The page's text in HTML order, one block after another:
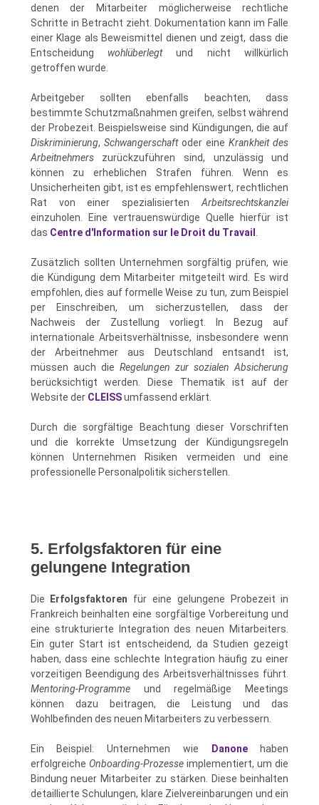
denen der Mitarbeiter möglicherweise rechtliche
Schritte in Betracht zieht. Dokumentation kann im Falle
einer Klage als Beweismittel dienen und zeigt, dass die
Entscheidung wohlüberlegtund nicht willkürlich
getroffen wurde.
Arbeitgeber sollten ebenfalls beachten, dass
bestimmte Schutzmaßnahmen greifen, selbst während
der Probezeit. Beispielsweise sind Kündigungen, die auf
Diskriminierung, Schwangerschaftoder eineKrankheit des
Arbeitnehmerszurückzuführen sind, unzulässig und
können zu erheblichen Strafen führen. Wenn es
Unsicherheiten gibt, ist es empfehlenswert, rechtlichen
Rat von einer spezialisiertenArbeitsrechtskanzlei
einzuholen. Eine vertrauenswürdige Quelle hierfür ist
das Centre d'Information sur le Droit du Travail .
Zusätzlich sollten Unternehmen sorgfältig prüfen, wie
die Kündigung dem Mitarbeiter mitgeteilt wird. Es wird
empfohlen, dies auf formelle Weise zu tun, zum Beispiel
per Einschreiben, um sicherzustellen, dass der
Nachweis der Zustellung vorliegt. In Bezug auf
internationale Arbeitsverhältnisse, insbesondere wenn
der Arbeitnehmer aus Deutschland entsandt ist,
müssen auch die Regelungen zur sozialen Absicherung
berücksichtigt werden. Diese Thematik ist auf der
Website der CLEISSumfassend erklärt.
Durch die sorgfältige Beachtung dieser Vorschriften
und die korrekte Umsetzung der Kündigungsregeln
können Unternehmen Risiken vermeiden und eine
professionelle Personalpolitik sicherstellen.
5. Erfolgsfaktoren für eine
gelungene Integration
Die Erfolgsfaktoren für eine gelungene Probezeit in
Frankreich beinhalten eine sorgfältige Vorbereitung und
eine strukturierte Integration des neuen Mitarbeiters.
Ein guter Start ist entscheidend, da Studien gezeigt
haben, dass eine schlechte Integration häufig zu einer
vorzeitigen Beendigung des Arbeitsverhältnisses führt.
Mentoring-Programmeund regelmäßige Meetings
können dazu beitragen, die Leistung und das
Wohlbefinden des neuen Mitarbeiters zu verbessern.
Ein Beispiel: Unternehmen wie Danonehaben
erfolgreiche Onboarding-Prozesseimplementiert, um die
Bindung neuer Mitarbeiter zu stärken. Diese beinhalten
detaillierte Schulungen, klare Zielvereinbarungen und ein